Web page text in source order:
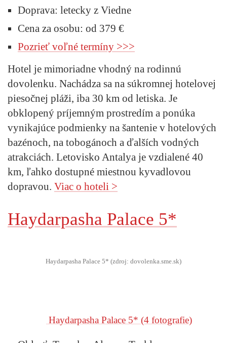
Doprava: letecky z Viedne
Cena za osobu: od 379 €
Pozrieť voľné termíny >>>
Hotel je mimoriadne vhodný na rodinnú
dovolenku. Nachádza sa na súkromnej hotelovej
piesočnej pláži, iba 30 km od letiska. Je
obklopený príjemným prostredím a ponúka
vynikajúce podmienky na šantenie v hotelových
bazénoch, na tobogánoch a ďalších vodných
atrakciách. Letovisko Antalya je vzdialené 40
km, ľahko dostupné miestnou kyvadlovou
dopravou. Viac o hoteli >
Haydarpasha Palace 5*
Haydarpasha Palace 5* (zdroj: dovolenka.sme.sk)
Haydarpasha Palace 5* (4 fotografie)